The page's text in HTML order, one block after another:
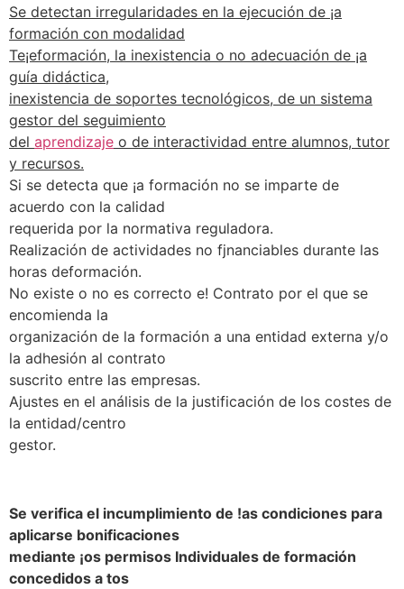
Se detectan irregularidades en la ejecución de ¡a
formación con modalidad
Te¡eformación, la inexistencia o no adecuación de ¡a
guía didáctica,
inexistencia de soportes tecnológicos, de un sistema
gestor del seguimiento
del aprendizaje o de interactividad entre alumnos, tutor
y recursos.
Si se detecta que ¡a formación no se imparte de
acuerdo con la calidad
requerida por la normativa reguladora.
Realización de actividades no fjnanciables durante las
horas deformación.
No existe o no es correcto e! Contrato por el que se
encomienda la
organización de la formación a una entidad externa y/o
la adhesión al contrato
suscrito entre las empresas.
Ajustes en el análisis de la justificación de los costes de
la entidad/centro
gestor.
Se verifica el incumplimiento de !as condiciones para
aplicarse bonificaciones
mediante ¡os permisos Individuales de formación
concedidos a tos